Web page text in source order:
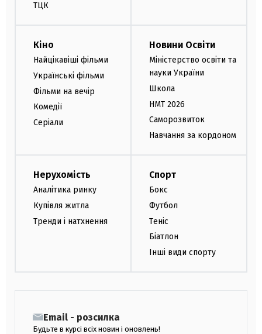
ТЦК
Кіно
Найцікавіші фільми
Українські фільми
Фільми на вечір
Комедії
Серіали
Новини Освіти
Міністерство освіти та
науки України
Школа
НМТ 2026
Саморозвиток
Навчання за кордоном
Нерухомість
Аналітика ринку
Купівля житла
Тренди і натхнення
Спорт
Бокс
Футбол
Теніс
Біатлон
Інші види спорту
Email - розсилка
Будьте в курсі всіх новин і оновлень!